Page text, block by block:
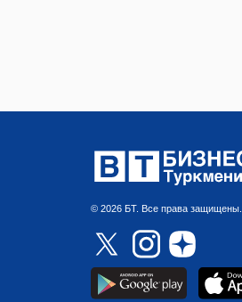
© 2026 БТ. Все права защищены.